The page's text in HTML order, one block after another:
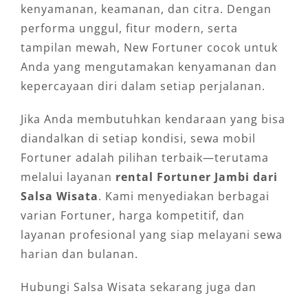
kenyamanan, keamanan, dan citra. Dengan
performa unggul, fitur modern, serta
tampilan mewah, New Fortuner cocok untuk
Anda yang mengutamakan kenyamanan dan
kepercayaan diri dalam setiap perjalanan.
Jika Anda membutuhkan kendaraan yang bisa
diandalkan di setiap kondisi, sewa mobil
Fortuner adalah pilihan terbaik—terutama
melalui layanan rental Fortuner Jambi dari
Salsa Wisata. Kami menyediakan berbagai
varian Fortuner, harga kompetitif, dan
layanan profesional yang siap melayani sewa
harian dan bulanan.
Hubungi Salsa Wisata sekarang juga dan